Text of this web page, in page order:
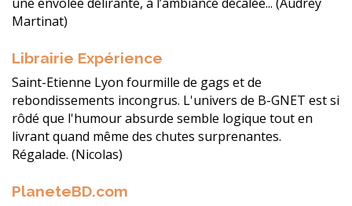
une envolée délirante, à l’ambiance décalée... (Audrey
Martinat)
Librairie Expérience
Saint-Etienne Lyon fourmille de gags et de
rebondissements incongrus. L'univers de B-GNET est si
rôdé que l'humour absurde semble logique tout en
livrant quand même des chutes surprenantes.
Régalade. (Nicolas)
PlaneteBD.com